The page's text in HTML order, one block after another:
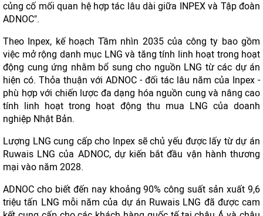
củng cố mối quan hệ hợp tác lâu dài giữa INPEX và Tập đoàn
ADNOC".
Theo Inpex, kế hoạch Tầm nhìn 2035 của công ty bao gồm
việc mở rộng danh mục LNG và tăng tính linh hoạt trong hoạt
động cung ứng nhằm bổ sung cho nguồn LNG từ các dự án
hiện có. Thỏa thuận với ADNOC - đối tác lâu năm của Inpex -
phù hợp với chiến lược đa dạng hóa nguồn cung và nâng cao
tính linh hoạt trong hoạt động thu mua LNG của doanh
nghiệp Nhật Bản.
Lượng LNG cung cấp cho Inpex sẽ chủ yếu được lấy từ dự án
Ruwais LNG của ADNOC, dự kiến bắt đầu vận hành thương
mại vào năm 2028.
ADNOC cho biết đến nay khoảng 90% công suất sản xuất 9,6
triệu tấn LNG mỗi năm của dự án Ruwais LNG đã được cam